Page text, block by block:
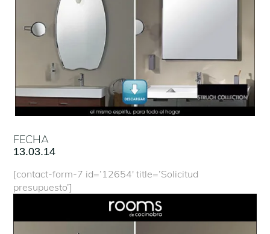
FECHA
13.03.14
[contact-form-7 id=’12654′ title=’Solicitud
presupuesto’]